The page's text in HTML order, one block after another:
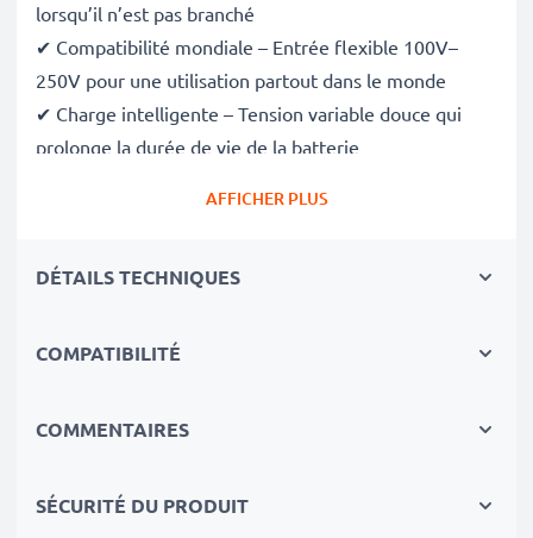
lorsqu’il n’est pas branché
✔ Compatibilité mondiale – Entrée flexible 100V–
250V pour une utilisation partout dans le monde
✔ Charge intelligente – Tension variable douce qui
prolonge la durée de vie de la batterie
Compact et prêt pour le voyage
votre sac photo
Vitesses de charge rapides
AFFICHER PLUS
DÉTAILS TECHNIQUES
COMPATIBILITÉ
COMMENTAIRES
SÉCURITÉ DU PRODUIT